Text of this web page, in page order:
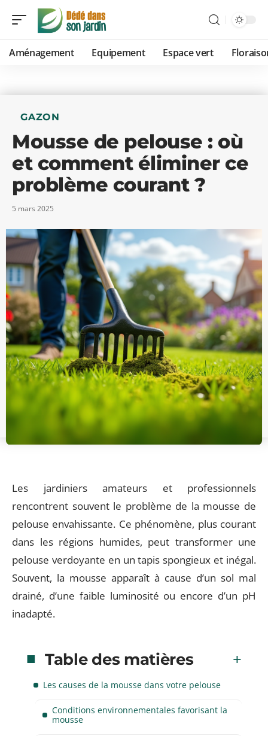
Aménagement Equipement Espace vert
GAZON
Mousse de pelouse : où
et comment éliminer ce
problème courant ?
5 mars 2025
Les jardiniers amateurs et professionnels
rencontrent souvent le problème de la mousse de
pelouse envahissante. Ce phénomène, plus courant
dans les régions humides, peut transformer une
pelouse verdoyante en un tapis spongieux et inégal.
Souvent, la mousse apparaît à cause d’un sol mal
drainé, d’une faible luminosité ou encore d’un pH
inadapté.
Table des matières
Les causes de la mousse dans votre pelouse
Conditions environnementales favorisant la
mousse